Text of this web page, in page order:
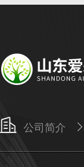
公司简介